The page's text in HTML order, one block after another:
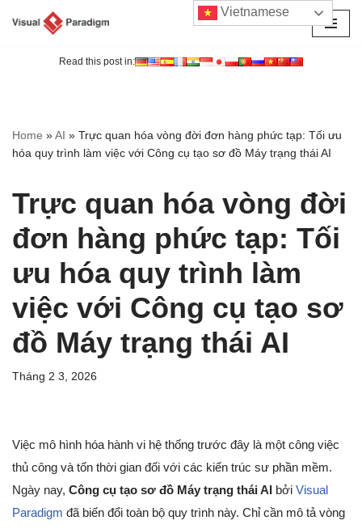
Read this post in:
Home »AI » Trực quan hóa vòng đời đơn hàng phức tạp: Tối ưu
hóa quy trình làm việc với Công cụ tạo sơ đồ Máy trạng thái AI
Trực quan hóa vòng đời
đơn hàng phức tạp: Tối
ưu hóa quy trình làm
việc với Công cụ tạo sơ
đồ Máy trạng thái AI
Tháng 2 3, 2026
Việc mô hình hóa hành vi hệ thống trước đây là một công việc
thủ công và tốn thời gian đối với các kiến trúc sư phần mềm.
Ngày nay, Công cụ tạo sơ đồ Máy trạng thái AI bởi Visual
Paradigm đã biến đổi toàn bộ quy trình này. Chỉ cần mô tả vòng
Vietnamese